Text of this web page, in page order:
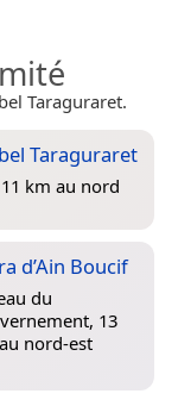
Taraguraret.
Taraguraret
km au nord
d’Ain Boucif
du
13
nord-est